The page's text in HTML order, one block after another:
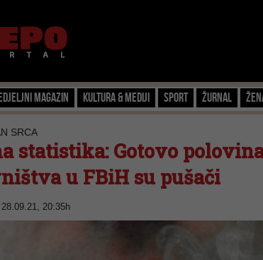
magazin Kultura & Mediji Sport Žurnal
SRCA
statistika: Gotovo
u FBiH su pušači
28.09.21, 20:35h